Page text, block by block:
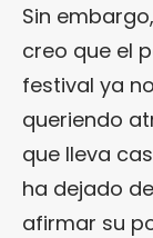
Sin
creo que el
festival ya
queriendo
que lleva
ha dejado
afirmar su